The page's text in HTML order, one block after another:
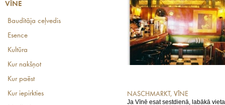
VĪNE
Baudītāja ceļvedis
Esence
Kultūra
Kur nakšņot
Kur paēst
Kur iepirkties
NASCHMARKT, VĪNE
Ja Vīnē esat sestdienā, labākā